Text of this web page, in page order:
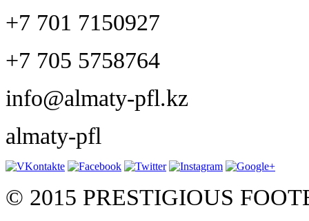
+7 701 7150927
+7 705 5758764
info@almaty-pfl.kz
almaty-pfl
© 2015 PRESTIGIOUS